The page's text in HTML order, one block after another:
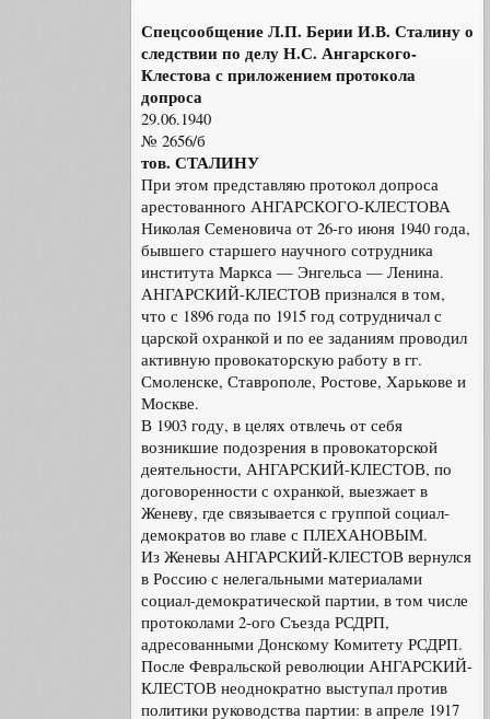
Спецсообщение Л.П. Берии И.В. Сталину о
следствии по делу Н.С. Ангарского-
Клестова с приложением протокола
допроса
29.06.1940
№ 2656/б
тов. СТАЛИНУ
При этом представляю протокол допроса
арестованного АНГАРСКОГО-КЛЕСТОВА
Николая Семеновича от 26-го июня 1940 года,
бывшего старшего научного сотрудника
института Маркса — Энгельса — Ленина.
АНГАРСКИЙ-КЛЕСТОВ признался в том,
что с 1896 года по 1915 год сотрудничал с
царской охранкой и по ее заданиям проводил
активную провокаторскую работу в гг.
Смоленске, Ставрополе, Ростове, Харькове и
Москве.
В 1903 году, в целях отвлечь от себя
возникшие подозрения в провокаторской
деятельности, АНГАРСКИЙ-КЛЕСТОВ, по
договоренности с охранкой, выезжает в
Женеву, где связывается с группой социал-
демократов во главе с ПЛЕХАНОВЫМ.
Из Женевы АНГАРСКИЙ-КЛЕСТОВ вернулся
в Россию с нелегальными материалами
социал-демократической партии, в том числе
протоколами 2-ого Съезда РСДРП,
адресованными Донскому Комитету РСДРП.
После Февральской революции АНГАРСКИЙ-
КЛЕСТОВ неоднократно выступал против
политики руководства партии: в апреле 1917